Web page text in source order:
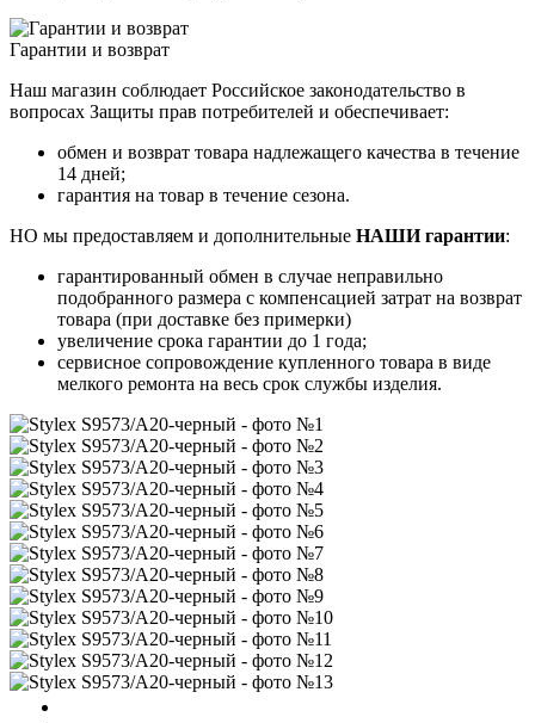
Гарантии и возврат
Наш магазин соблюдает Российское законодательство в
вопросах Защиты прав потребителей и обеспечивает:
обмен и возврат товара надлежащего качества в течение
14 дней;
гарантия на товар в течение сезона.
НО мы предоставляем и дополнительные НАШИ гарантии:
гарантированный обмен в случае неправильно
подобранного размера с компенсацией затрат на возврат
товара (при доставке без примерки)
увеличение срока гарантии до 1 года;
сервисное сопровождение купленного товара в виде
мелкого ремонта на весь срок службы изделия.